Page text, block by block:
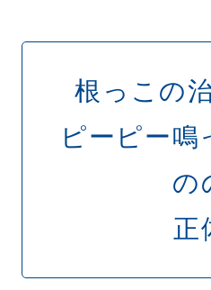
根っこの
ピーピー鳴
の
正